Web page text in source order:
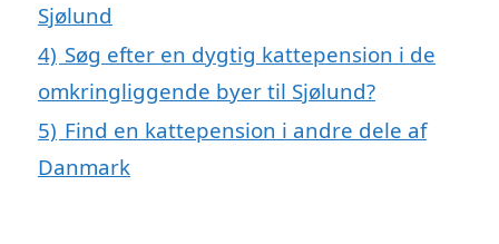
Sjølund
4) Søg efter en dygtig kattepension i de
omkringliggende byer til Sjølund?
5) Find en kattepension i andre dele af
Danmark